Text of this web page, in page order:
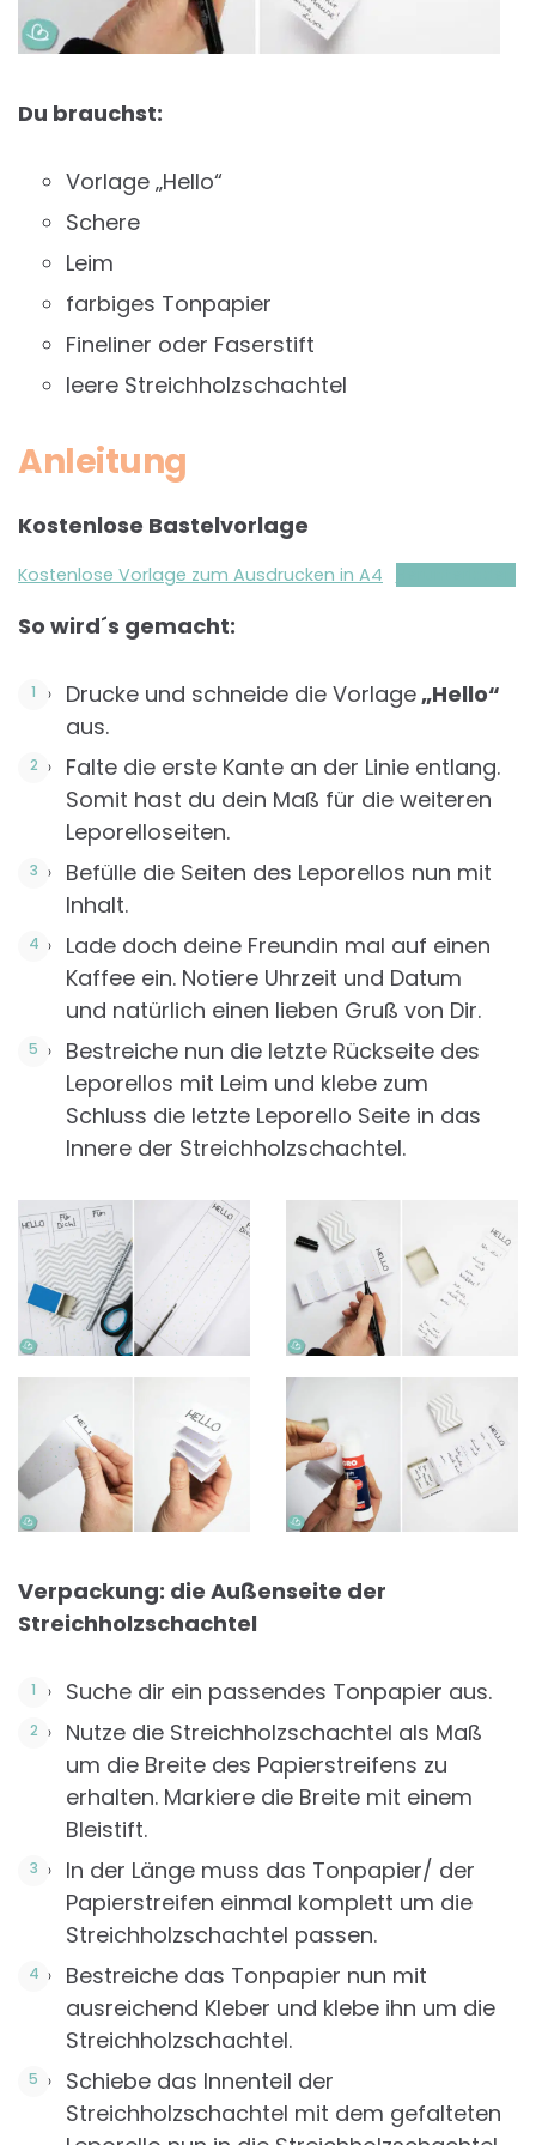
Du brauchst:
Vorlage „Hello“
Schere
Leim
farbiges Tonpapier
Fineliner oder Faserstift
leere Streichholzschachtel
Anleitung
Kostenlose Bastelvorlage
Kostenlose Vorlage zum Ausdrucken in A4
So wird´s gemacht:
Drucke und schneide die Vorlage„Hello“
aus.
Falte die erste Kante an der Linie entlang.
Somit hast du dein Maß für die weiteren
Leporelloseiten.
Befülle die Seiten des Leporellos nun mit
Inhalt.
Lade doch deine Freundin mal auf einen
Kaffee ein. Notiere Uhrzeit und Datum
und natürlich einen lieben Gruß von Dir.
Bestreiche nun die letzte Rückseite des
Leporellos mit Leim und klebe zum
Schluss die letzte Leporello Seite in das
Innere der Streichholzschachtel.
Verpackung: die Außenseite der
Streichholzschachtel
Suche dir ein passendes Tonpapier aus.
Nutze die Streichholzschachtel als Maß
um die Breite des Papierstreifens zu
erhalten. Markiere die Breite mit einem
Bleistift.
In der Länge muss das Tonpapier/ der
Papierstreifen einmal komplett um die
Streichholzschachtel passen.
Bestreiche das Tonpapier nun mit
ausreichend Kleber und klebe ihn um die
Streichholzschachtel.
Schiebe das Innenteil der
Streichholzschachtel mit dem gefalteten